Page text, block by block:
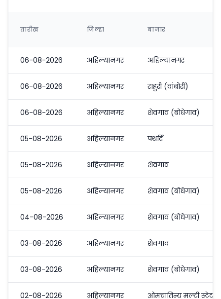
तारीख जिल्हा बाजार
06-08-2026 अहिल्यानगर अहिल्यानगर
06-08-2026 अहिल्यानगर राहुरी (वांबोरी)
06-08-2026 अहिल्यानगर शेवगाव (बोधेगाव)
05-08-2026 अहिल्यानगर पथर्दि
05-08-2026 अहिल्यानगर शेवगाव
05-08-2026 अहिल्यानगर शेवगाव (बोधेगाव)
04-08-2026 अहिल्यानगर शेवगाव (बोधेगाव)
03-08-2026 अहिल्यानगर शेवगाव
03-08-2026 अहिल्यानगर शेवगाव (बोधेगाव)
02-08-2026 अहिल्यानगर ओमचातिन्य मल्टी स्टेट